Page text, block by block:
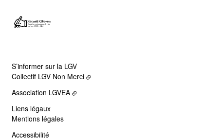
S’informer sur la LGV
Collectif LGV Non Merci
Association LGVEA
Liens légaux
Mentions légales
Accessibilité